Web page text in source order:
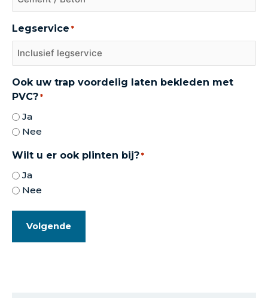
Legservice *
Ook uw trap voordelig laten bekleden met
PVC? *
Ja
Nee
Wilt u er ook plinten bij? *
Ja
Nee